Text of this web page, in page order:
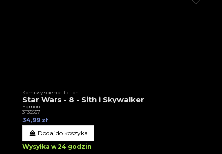
Komiksy science-fiction
Star Wars - 8 - Sith i Skywalker
Egmont
3T35557
34,99 zł
Dodaj do koszyka
Wysyłka w 24 godzin